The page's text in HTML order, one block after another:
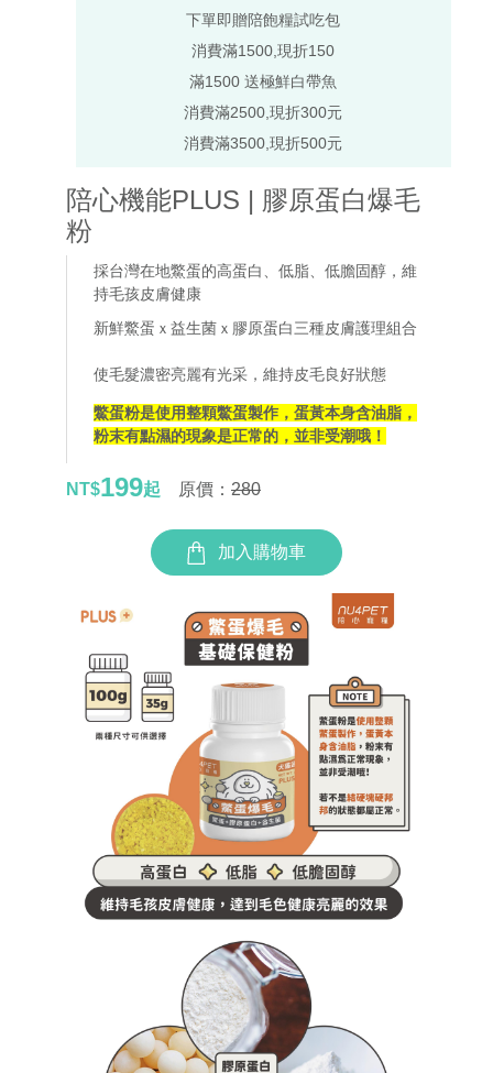
下單即贈陪飽糧試吃包
消費滿1500,現折150
滿1500 送極鮮白帶魚
消費滿2500,現折300元
消費滿3500,現折500元
陪心機能PLUS | 膠原蛋白爆毛
粉
採台灣在地鱉蛋的高蛋白、低脂、低膽固醇，維
持毛孩皮膚健康
新鮮鱉蛋ｘ益生菌ｘ膠原蛋白三種皮膚護理組合
使毛髮濃密亮麗有光采，維持皮毛良好狀態
鱉蛋粉是使用整顆鱉蛋製作，蛋黃本身含油脂，
粉末有點濕的現象是正常的，並非受潮哦！
NT$199起 原價： 280
加入購物車